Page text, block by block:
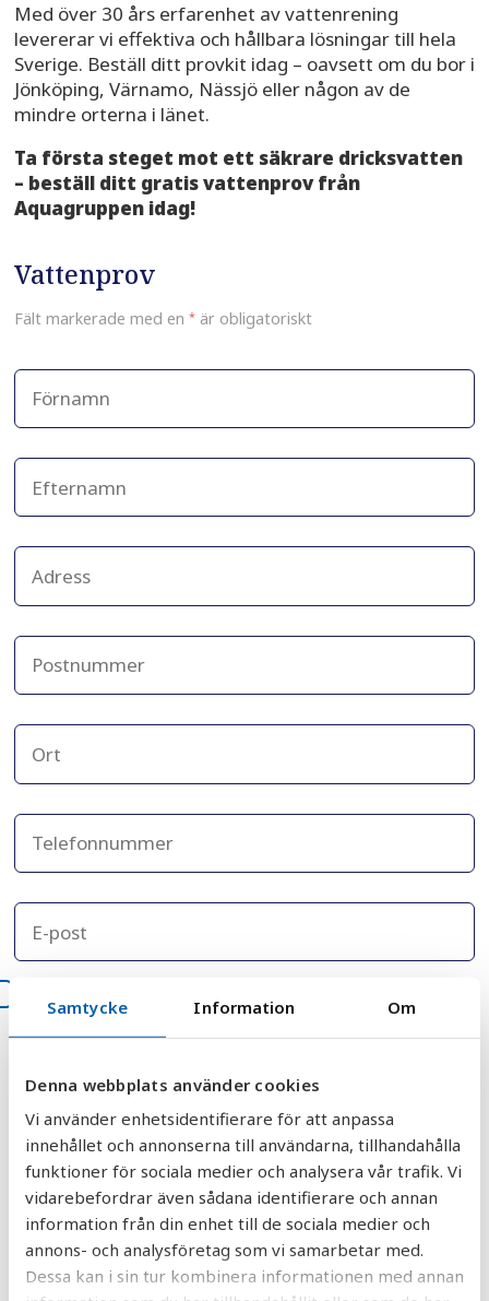
Samtycke Information Om
Denna webbplats använder cookies
Vi använder enhetsidentifierare för att anpassa
innehållet och annonserna till användarna, tillhandahålla
funktioner för sociala medier och analysera vår trafik. Vi
vidarebefordrar även sådana identifierare och annan
information från din enhet till de sociala medier och
annons- och analysföretag som vi samarbetar med.
Dessa kan i sin tur kombinera informationen med annan
Med över 30 års erfarenhet av vattenrening
levererar vi effektiva och hållbara lösningar till hela
Sverige. Beställ ditt provkit idag – oavsett om du bor i
Jönköping, Värnamo, Nässjö eller någon av de
mindre orterna i länet.
Ta första steget mot ett säkrare dricksvatten
– beställ ditt gratis vattenprov från
Aquagruppen idag!
Vattenprov
Fält markerade med en *är obligatoriskt
integritetspolicy.
DELA:
DELA
PÅ
FACEBOOK
DELA
PÅ
TWITTER
DELA
PÅ
LINKEDIN
DELA
PÅ
PINTEREST